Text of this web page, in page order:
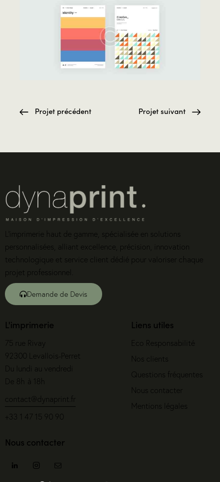
Projet précédent Projet suivant
L’imprimerie haut de gamme, spécialisée en solutions
personnalisées, alliant excellence, précision, innovation
technologique et service client dédié pour valoriser chaque
projet professionnel.
Demande de Devis
L'imprimerie
75 rue Rivay
92300 Levallois-Perret
Du lundi au vendredi
De 8h à 18h
contact@dynaprint.fr
+33 1 47 15 90 90
Liens utiles
Eco Responsabilité
Nos clients
Questions fréquentes
Nous contacter
Mentions légales
Nous contacter